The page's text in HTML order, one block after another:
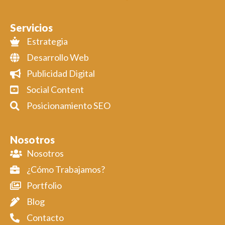
Servicios
Estrategia
Desarrollo Web
Publicidad Digital
Social Content
Posicionamiento SEO
Nosotros
Nosotros
¿Cómo Trabajamos?
Portfolio
Blog
Contacto